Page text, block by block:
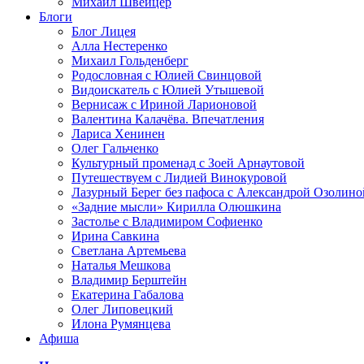
Блоги
Блог Лицея
Алла Нестеренко
Михаил Гольденберг
Родословная с Юлией Свинцовой
Видоискатель с Юлией Утышевой
Вернисаж с Ириной Ларионовой
Валентина Калачёва. Впечатления
Лариса Хенинен
Олег Гальченко
Культурный променад с Зоей Арнаутовой
Путешествуем с Лидией Винокуровой
Лазурный Берег без пафоса с Александрой
«Задние мысли» Кирилла Олюшкина
Застолье с Владимиром Софиенко
Ирина Савкина
Светлана Артемьева
Наталья Мешкова
Владимир Берштейн
Екатерина Габалова
Олег Липовецкий
Илона Румянцева
Афиша